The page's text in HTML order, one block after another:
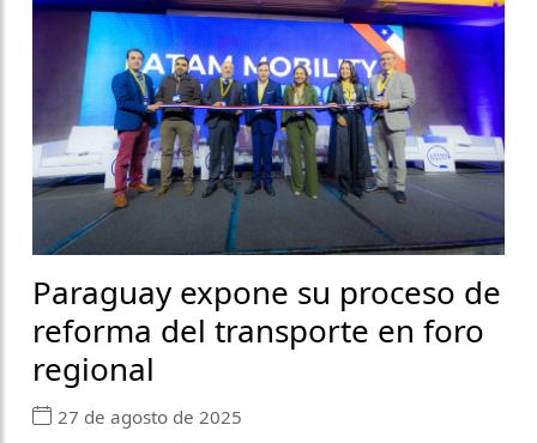
Paraguay expone su proceso de
reforma del transporte en foro
regional
27 de agosto de 2025